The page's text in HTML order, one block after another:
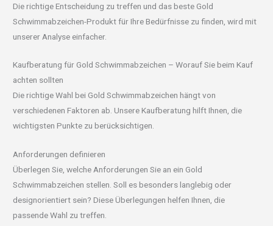
Die richtige Entscheidung zu treffen und das beste Gold
Schwimmabzeichen-Produkt für Ihre Bedürfnisse zu finden, wird mit
unserer Analyse einfacher.
Kaufberatung für Gold Schwimmabzeichen – Worauf Sie beim Kauf
achten sollten
Die richtige Wahl bei Gold Schwimmabzeichen hängt von
verschiedenen Faktoren ab. Unsere Kaufberatung hilft Ihnen, die
wichtigsten Punkte zu berücksichtigen.
Anforderungen definieren
Überlegen Sie, welche Anforderungen Sie an ein Gold
Schwimmabzeichen stellen. Soll es besonders langlebig oder
designorientiert sein? Diese Überlegungen helfen Ihnen, die
passende Wahl zu treffen.